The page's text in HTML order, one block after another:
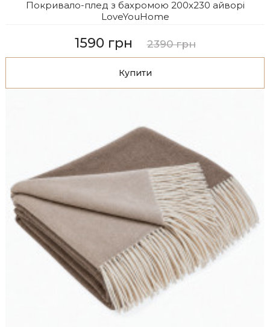
Покривало-плед з бахромою 200х230 айворі
LoveYouHome
1590 грн 2390 грн
Купити